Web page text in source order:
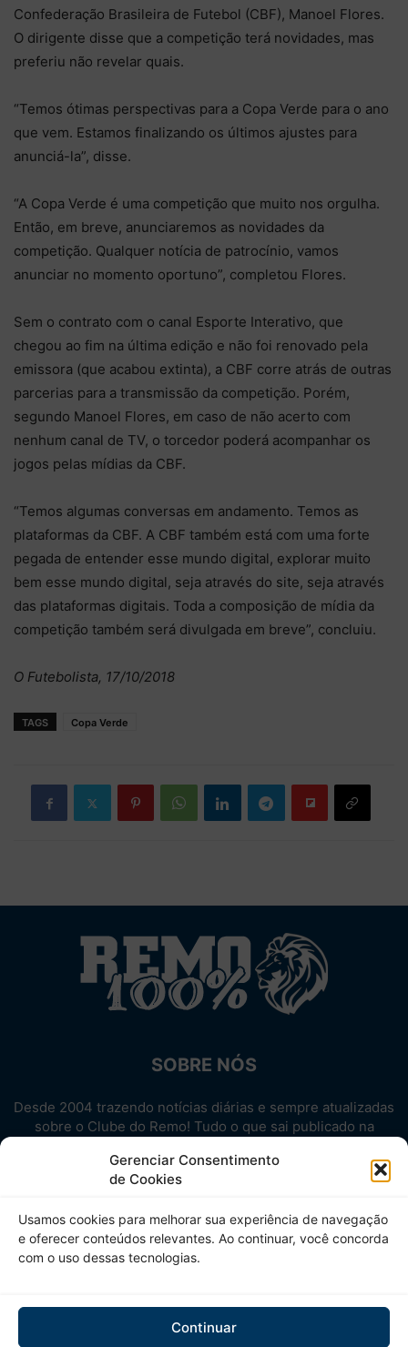
Gerenciar Consentimento
de Cookies
Usamos cookies para melhorar sua experiência de navegação
e oferecer conteúdos relevantes. Ao continuar, você concorda
com o uso dessas tecnologias.
Continuar
Confederação Brasileira de Futebol (CBF), Manoel Flores.
O dirigente disse que a competição terá novidades, mas
preferiu não revelar quais.
“Temos ótimas perspectivas para a Copa Verde para o ano
que vem. Estamos finalizando os últimos ajustes para
anunciá-la”, disse.
“A Copa Verde é uma competição que muito nos orgulha.
Então, em breve, anunciaremos as novidades da
competição. Qualquer notícia de patrocínio, vamos
anunciar no momento oportuno”, completou Flores.
Sem o contrato com o canal Esporte Interativo, que
chegou ao fim na última edição e não foi renovado pela
emissora (que acabou extinta), a CBF corre atrás de outras
parcerias para a transmissão da competição. Porém,
segundo Manoel Flores, em caso de não acerto com
nenhum canal de TV, o torcedor poderá acompanhar os
jogos pelas mídias da CBF.
“Temos algumas conversas em andamento. Temos as
plataformas da CBF. A CBF também está com uma forte
pegada de entender esse mundo digital, explorar muito
bem esse mundo digital, seja através do site, seja através
das plataformas digitais. Toda a composição de mídia da
competição também será divulgada em breve”, concluiu.
O Futebolista, 17/10/2018
TAGS Copa Verde
SOBRE NÓS
Desde 2004 trazendo notícias diárias e sempre atualizadas
sobre o Clube do Remo! Tudo o que sai publicado na
Aproveite! Site não-oficial.
SIGA-NOS